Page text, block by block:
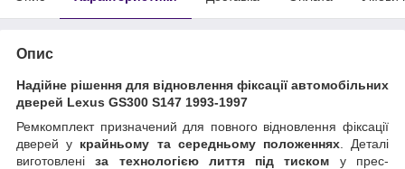
Опис
Надійне рішення для відновлення фіксації автомобільних
дверей Lexus GS300 S147 1993-1997
Ремкомплект призначений для повного відновлення фіксації
дверей у крайньому та середньому положеннях. Деталі
виготовленіза технологією лиття під тиском у прес-